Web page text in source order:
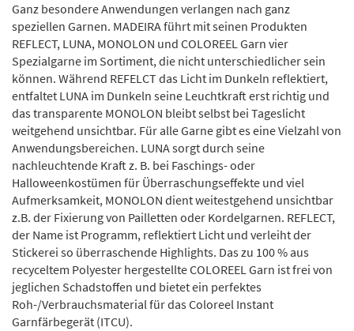
Ganz besondere Anwendungen verlangen nach ganz
speziellen Garnen. MADEIRA führt mit seinen Produkten
REFLECT, LUNA, MONOLON und COLOREEL Garn vier
Spezialgarne im Sortiment, die nicht unterschiedlicher sein
können. Während REFELCT das Licht im Dunkeln reflektiert,
entfaltet LUNA im Dunkeln seine Leuchtkraft erst richtig und
das transparente MONOLON bleibt selbst bei Tageslicht
weitgehend unsichtbar. Für alle Garne gibt es eine Vielzahl von
Anwendungsbereichen. LUNA sorgt durch seine
nachleuchtende Kraft z. B. bei Faschings- oder
Halloweenkostümen für Überraschungseffekte und viel
Aufmerksamkeit, MONOLON dient weitestgehend unsichtbar
z.B. der Fixierung von Pailletten oder Kordelgarnen. REFLECT,
der Name ist Programm, reflektiert Licht und verleiht der
Stickerei so überraschende Highlights. Daszu 100 % aus
recyceltem Polyester hergestellte COLOREEL Garn ist frei von
jeglichen Schadstoffen und bietet ein perfektes
Roh-/Verbrauchsmaterial für das Coloreel Instant
Garnfärbegerät (ITCU).